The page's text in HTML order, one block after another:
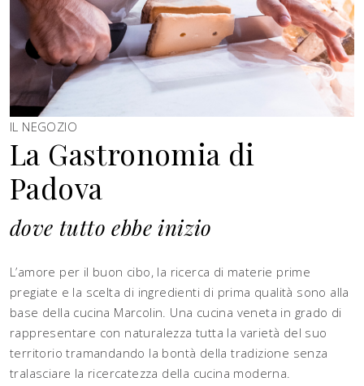
IL NEGOZIO
La Gastronomia di
Padova
dove tutto ebbe inizio
L’amore per il buon cibo, la ricerca di materie prime
pregiate e la scelta di ingredienti di prima qualità sono alla
base della cucina Marcolin. Una cucina veneta in grado di
rappresentare con naturalezza tutta la varietà del suo
territorio tramandando la bontà della tradizione senza
tralasciare la ricercatezza della cucina moderna.